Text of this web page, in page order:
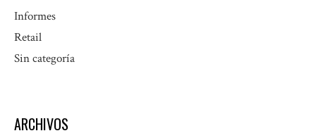
Informes
Retail
Sin categoría
ARCHIVOS